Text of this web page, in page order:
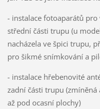
- instalace fotoaparátů
střední části trupu (u
nacházela ve špici trupu,
pro šikmé snímkování a
- instalace hřebenovité
zadní části trupu
až pod ocasní plochy)